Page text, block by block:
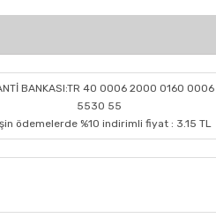
BANKASI:TR 40 0006 2000 0160
5530 55
ödemelerde %10 indirimli fiyat : 3.15 TL